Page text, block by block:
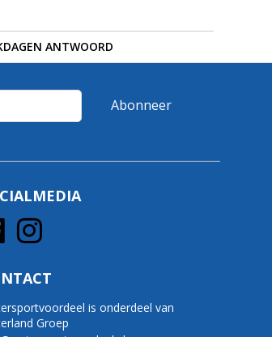
ANTWOORD
Abonneer
is onderdeel van
Groep